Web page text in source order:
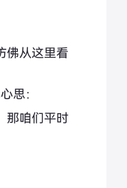
佛从这里看
思：
那咱们平时